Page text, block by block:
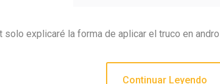
solo explicaré la forma de aplicar el truco en
Continuar Leyendo